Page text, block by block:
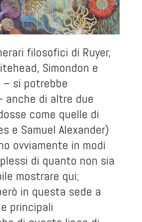
filosofici di Ruyer,
Simondon e
– si potrebbe
anche di altre due
come quelle di
e Samuel Alexander)
ovviamente in modi
di quanto non sia
mostrare qui;
in questa sede a
principali